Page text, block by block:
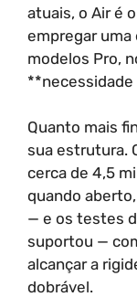
atuais, o Air é
empregar
modelos Pro,
Quanto mais
sua estrutura.
cerca de 4,5
quando
— e os testes
suportou —
alcançar a
dobrável.